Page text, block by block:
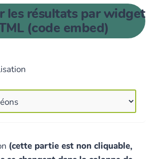
h
e
r
e
les résultats par widget
(code embed)
(cette partie est non cliquable,